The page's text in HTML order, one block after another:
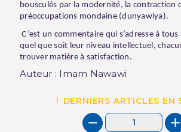
bousculés par la modernité, la contraction
préoccupations mondaine (dunyawiya).
C’est un commentaire qui s’adresse à
quel que soit leur niveau intellectuel,
trouver matière à satisfaction.
Auteur : Imam Nawawi
DERNIERS ARTICLES EN